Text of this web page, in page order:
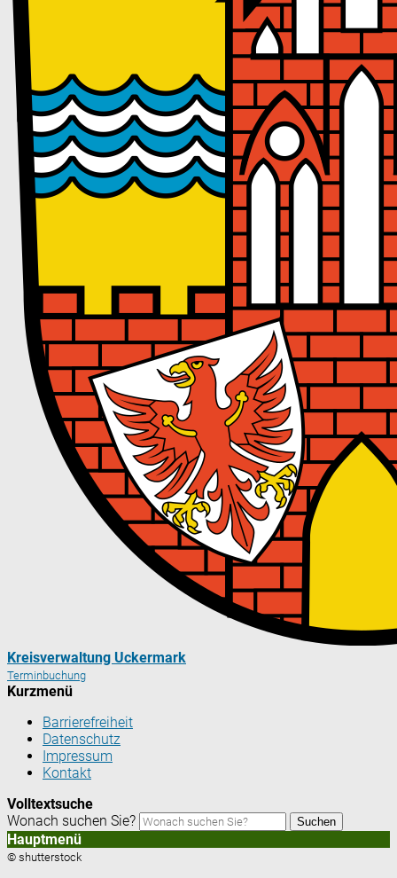
Kreisverwaltung Uckermark
Terminbuchung
Kurzmenü
Barrierefreiheit
Datenschutz
Impressum
Kontakt
Volltextsuche
Wonach suchen Sie?
Suchen
Hauptmenü
© shutterstock